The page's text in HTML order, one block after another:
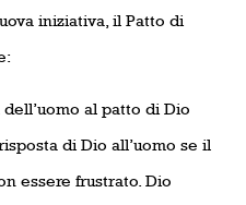
iniziativa, il Patto di
al patto di Dio
di Dio all’uomo se il
essere frustrato. Dio